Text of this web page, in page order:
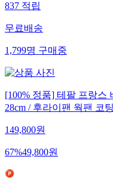
837 적립
무료배송
1,799명 구매중
[100% 정품] 테팔 프랑스
28cm / 후라이팬 웍팬 코
149,800원
67%49,800원